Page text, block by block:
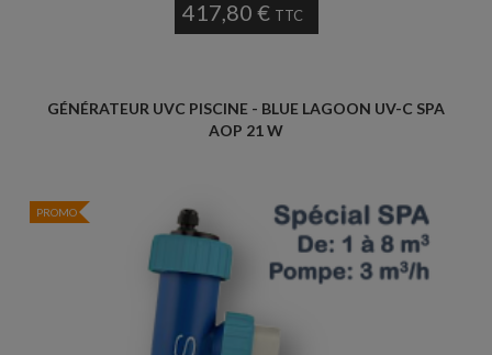
417,80 € TTC
GÉNÉRATEUR UVC PISCINE - BLUE LAGOON UV-C SPA
AOP 21 W
PROMO